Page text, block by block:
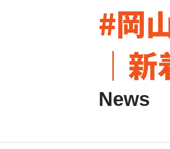
#岡
｜
News